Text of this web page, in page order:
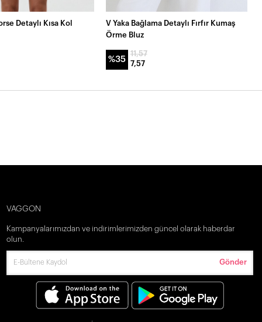
Detaylı Kısa Kol
V Yaka Bağlama Detaylı Fırfır Kumaş
Örme Bluz
%35
11,57
7,57
VAGGON
Kampanyalarımızdan ve indirimlerimizden güncel olarak haberdar
olun.
Gönder